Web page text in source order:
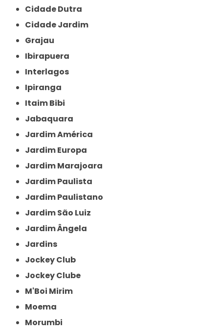
Cidade Dutra
Cidade Jardim
Grajau
Ibirapuera
Interlagos
Ipiranga
Itaim Bibi
Jabaquara
Jardim América
Jardim Europa
Jardim Marajoara
Jardim Paulista
Jardim Paulistano
Jardim São Luiz
Jardim Ângela
Jardins
Jockey Club
Jockey Clube
M'Boi Mirim
Moema
Morumbi